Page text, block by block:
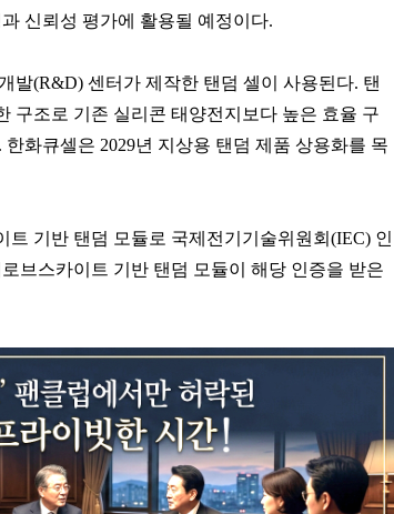
신뢰성 평가에 활용될 예정이다.
발(R&D) 센터가 제작한 탠덤 셀이 사용된다. 탠
구조로 기존 실리콘 태양전지보다 높은 효율 구
화큐셀은 2029년 지상용 탠덤 제품 상용화를 목
기반 탠덤 모듈로 국제전기기술위원회(IEC) 인
브스카이트 기반 탠덤 모듈이 해당 인증을 받은